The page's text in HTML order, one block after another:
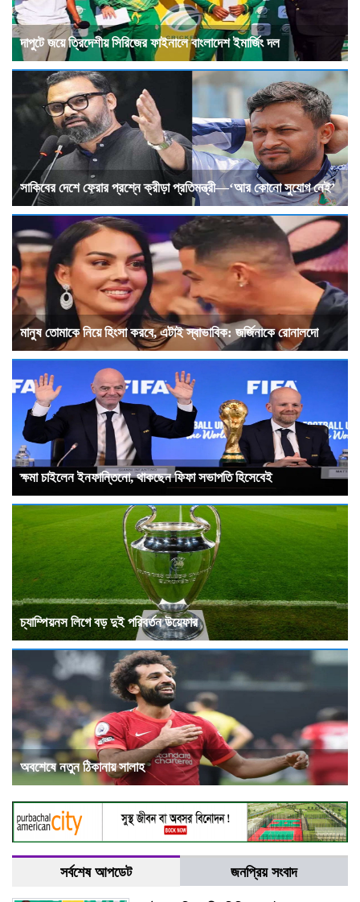
দাপুটে জয়ে ত্রিদেশীয় সিরিজের ফাইনালে বাংলাদেশ ইমার্জিং দল
সাকিবের দেশে ফেরার প্রশ্নে ক্রীড়া প্রতিমন্ত্রী—‘আর কোনো সুযোগ নেই’
মানুষ তোমাকে নিয়ে হিংসা করবে, এটাই স্বাভাবিক: জর্জিনাকে রোনালদো
ক্ষমা চাইলেন ইনফান্তিনো, থাকছেন ফিফা সভাপতি হিসেবেই
চ্যাম্পিয়নস লিগে বড় দুই পরিবর্তন উয়েফার
অবশেষে নতুন ঠিকানায় সালাহ
সর্বশেষ আপডেট জনপ্রিয় সংবাদ